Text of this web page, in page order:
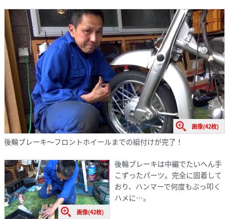
画像(42枚)
後輪ブレーキ～フロントホイールまでの組付けが完了！
画像(42枚)
後輪ブレーキは中編でたいへん手
こずったパーツ。完全に固着して
おり、ハンマーで何度もぶっ叩く
ハメに…。